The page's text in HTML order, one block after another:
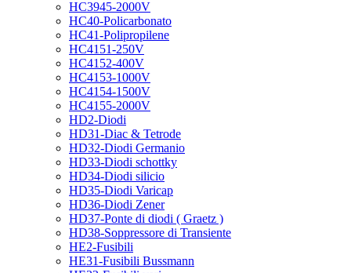
HC3945-2000V
HC40-Policarbonato
HC41-Polipropilene
HC4151-250V
HC4152-400V
HC4153-1000V
HC4154-1500V
HC4155-2000V
HD2-Diodi
HD31-Diac & Tetrode
HD32-Diodi Germanio
HD33-Diodi schottky
HD34-Diodi silicio
HD35-Diodi Varicap
HD36-Diodi Zener
HD37-Ponte di diodi ( Graetz )
HD38-Soppressore di Transiente
HE2-Fusibili
HE31-Fusibili Bussmann